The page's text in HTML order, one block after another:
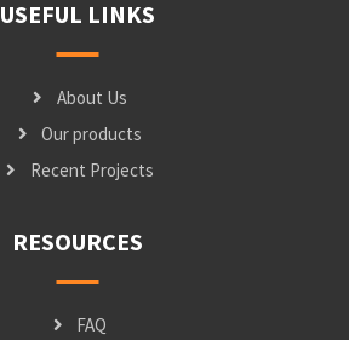
USEFUL LINKS
About Us
Our products
Recent Projects
RESOURCES
FAQ